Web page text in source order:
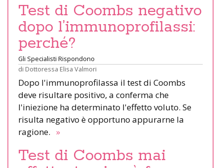
Test di Coombs negativo
dopo l’immunoprofilassi:
perché?
Gli Specialisti Rispondono
di Dottoressa Elisa Valmori
Dopo l'immunoprofilassa il test di Coombs
deve risultare positivo, a conferma che
l'iniezione ha determinato l'effetto voluto. Se
risulta negativo è opportuno appurarne la
ragione. »
Test di Coombs mai